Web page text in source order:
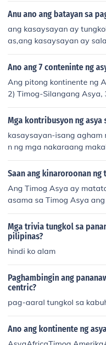
Anu ano ang batayan sa
ang kasaysayan ay
as,ang kasaysayan ay
Ano ang 7 conteninte ng
Ang pitong kontinente ng
2) Timog-Silangang Asya,
Asya, 5) Kanlurang Asya,
ang Asya. Ang bawat
aking kontinente sa
nsa at populasyon.
Mga kontribusyon ng asya
kasaysayan-isang
n ng mga nakaraang
grapiya- tawag sa pag-
g lahat ng elemento sa
Saan ang kinaroroonan ng
Ang Timog Asya ay
asama sa Timog Asya
akistan, Bangladesh, Sri
ves. Ito ay isang rehiyon
hiyon, at kasaysayan.
Mga trivia tungkol sa
pilipinas?
hindi ko alam
Paghambingin ang
centric?
pag-aaral tungkol sa
Ano ang kontinente ng